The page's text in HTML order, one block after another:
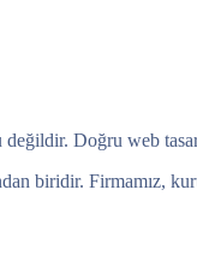
Doğru web
biridir. Firmamız,